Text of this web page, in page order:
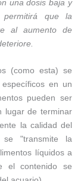
una dosis baja y
permitirá que la
al aumento de
(como esta) se
en un
pueden ser
lugar de terminar
la calidad del
"transmite la
líquidos a
el contenido se